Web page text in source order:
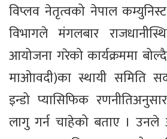
विप्लव नेतृत्वको नेपाल कम्युनिस्ट
विभागले मंगलबार
आयोजना गरेको कार्यक्रममा
माओावदी)का स्थायी समिति
इन्डो प्यासिफिक
लागु गर्न चाहेको बताए । उनले